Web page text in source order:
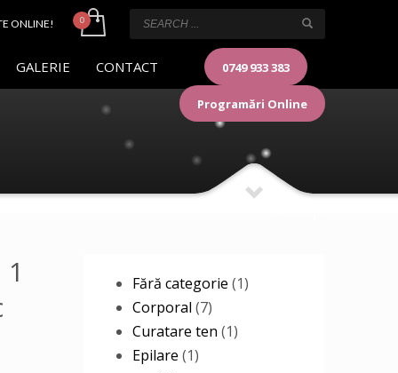
ONLINE!
GALERIE CONTACT 0749 933 383
Programări Online
Shop
Fără categorie 11
Corporal 77
products
Curatare ten 11
Epilare 11